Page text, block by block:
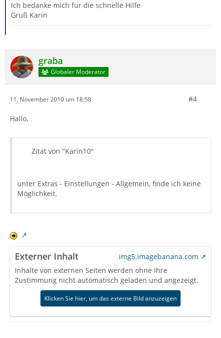
Ich bedanke mich für die schnelle Hilfe
Gruß Karin
graba
Globaler Moderator
11. November 2010 um 18:58 #4
Hallo,
Zitat von "Karin10"
unter Extras - Einstellungen - Allgemein, finde ich keine
Möglichkeit.
Externer Inhalt
img5.imagebanana.com
Inhalte von externen Seiten werden ohne Ihre
Zustimmung nicht automatisch geladen und angezeigt.
Klicken Sie hier, um das externe Bild anzuzeigen